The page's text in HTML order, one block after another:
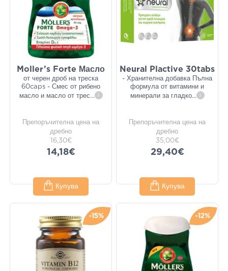
Moller’s Forte Масло
от черен дроб на треска
60caps - Смес от рибено
масло и масло от трес... i
Препоръчителна цена на
дребно
16,30€
14,18€
Купува
Neural Plactive 30tabs
- Хранителна добавка Пълна
формула от витамини и
минерали за гладко... i
Препоръчителна цена на
дребно
35,00€
29,40€
Купува
-15% -12%